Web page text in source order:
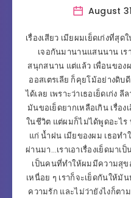
August
เรื่องเสียว เมียผมเย็ดเก่งที่สุ
เจอกันมานานแสนนาน เ
สนุกสนาน แต่แล้ว เพื่อนของ
ออสเตรเลีย ก็คุยโม้อย่างดิบ
ได้เลย เพราะว่าเธอเย็ดเก่ง
มันขอเย็ดยากเหลือเกิน เรื่อ
ในชีวิต แต่ผมก็ไม่ได้พูดอะไร
แก่ น้ำฝน เมียของผม เธอท
ผ่านมา…เราเอาเรื่องเย็ดมาเ
เป็นคนที่ทำให้ผมมีความสุข
เหนื่อย ๆ เราก็จะเย็ดกันให้
ความรัก และไม่ว่ายังไงก็ตา